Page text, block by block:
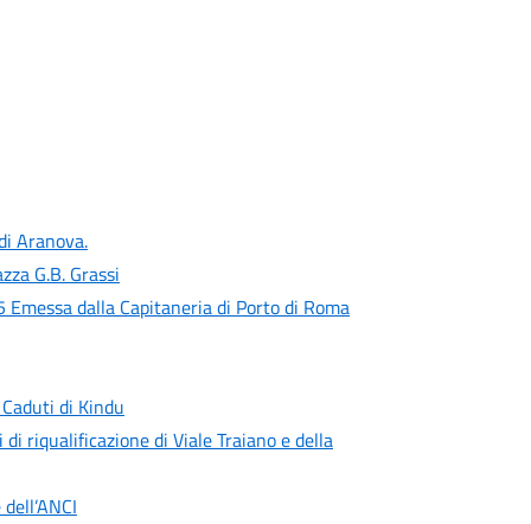
Aranova.
G.B. Grassi
dalla Capitaneria di Porto di Roma
di Kindu
riqualificazione di Viale Traiano e della